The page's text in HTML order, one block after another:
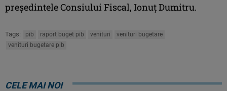
preşedintele Consiului Fiscal, Ionuţ Dumitru.
Tags: pib raport buget pib venituri
venituri bugetare
venituri bugetare pib
CELE MAI NOI